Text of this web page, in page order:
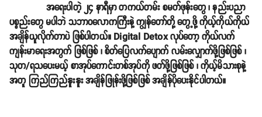
အရေးပါတဲ့ ၂၄ နာရီမှာ တကယ်တမ်း စမတ်ဖုန်းတွေ ၊ နည်းပညာ
ပစ္စည်းတွေ မပါဘဲ သဘာဝလောကကြီးနဲ့ ကျွန်တော်တို့ တွေ့ဖို့ ကိုယ့်ကိုယ်ကိုယ်
အချိန်ယူလိုက်တာပဲ ဖြစ်ပါတယ်။ Digital Detox လုပ်တော့ ကိုယ်လက်
ကျန်းမာရေးအတွက် ဖြစ်ဖြစ် ၊ စိတ်ပြေလက်ပျောက် လမ်းလျှောက်ဖို့ဖြစ်ဖြစ် ၊
သုတ/ရသပေးမယ့် စာအုပ်ကောင်းတစ်အုပ်ကို ဖတ်ဖို့ဖြစ်ဖြစ် ၊ ကိုယ့်မိသားစုနဲ့
အတူ ကြည်ကြည်နူးနူး အချိန်ဖြုန်းဖို့ဖြစ်ဖြစ် အချိန်ပိုပေးနိုင်ပါတယ်။